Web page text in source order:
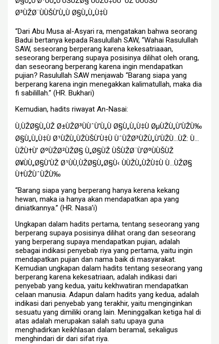
Ø³ÙŽØ¨ÙÙŠÙ’Ù„Ù Ø§Ù„Ù„Ù‡Ù
“Dari Abu Musa al-Asyari ra, mengatakan bahwa seorang
Badui bertanya kepada Rasulullah SAW, “Wahai Rasulullah
SAW, seseorang berperang karena kekesatriaaan,
seseorang berperang supaya posisinya dilihat oleh orang,
dan seseorang berperang karena ingin mendapatkan
pujian? Rasulullah SAW menjawab “Barang siapa yang
berperang karena ingin menegakkan kalimatullah, maka dia
fi sabilillah.” (HR. Bukhari)
Kemudian, hadits riwayat An-Nasai:
Ù‚ÙŽØ§Ù„ÙŽ Ø±ÙŽØ³ÙÙˆÙ’Ù„Ù Ø§Ù„Ù„Ù‡Ù ØµÙŽÙ„Ù‘ÙŽÙ‰
Ø§Ù„Ù„Ù‡Ù Ø¹ÙŽÙ„ÙŽÙŠÙ’Ù‡Ù ÙˆÙŽØ³ÙŽÙ„Ù‘ÙŽÙ…ÙŽ: Ù…
ÙŽÙ†Ù’ ØºÙŽØ²ÙŽØ§ Ù„Ø§ÙŽ ÙŠÙŽØ¨Ù’ØºÙÙŠÙŽ
Ø¥ÙÙ„Ø§Ù‘ÙŽ Ø¹ÙÙ‚ÙŽØ§Ù„Ø§Ù‹ ÙÙŽÙ„ÙŽÙ‡Ù Ù…ÙŽØ§
Ù†ÙŽÙˆÙŽÙ‰
“Barang siapa yang berperang hanya kerena kekang
hewan, maka ia hanya akan mendapatkan apa yang
diniatkannya.” (HR. Nasa’i)
Ungkapan dalam hadits pertama, tentang seseorang yang
berperang supaya posisinya dilihat orang dan seseorang
yang berperang supaya mendapatkan pujian, adalah
sebagai indikasi penyebab riya yang pertama, yaitu ingin
mendapatkan pujian dan nama baik di masyarakat.
Kemudian ungkapan dalam hadits tentang seseorang yang
berperang karena kekesatriaan, adalah indikasi dari
penyebab yang kedua, yaitu kekhwatiran mendapatkan
celaan manusia. Adapun dalam hadits yang kedua, adalah
indikasi dari penyebab yang terakhir, yaitu menginginkan
sesuatu yang dimiliki orang lain. Meninggalkan ketiga hal di
atas adalah merupakan salah satu upaya guna
menghadirkan keikhlasan dalam beramal, sekaligus
menghindari dir dari sifat riya.